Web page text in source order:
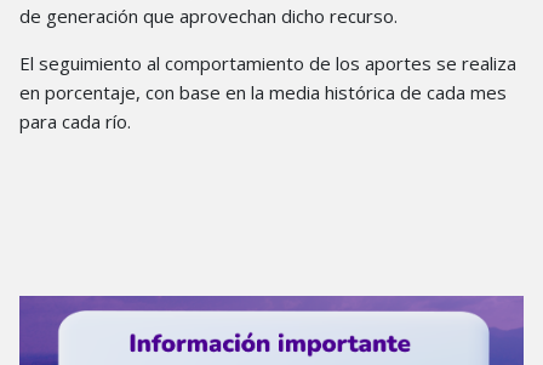
de generación que aprovechan dicho recurso.
El seguimiento al comportamiento de los aportes se realiza
en porcentaje, con base en la media histórica de cada mes
para cada río.